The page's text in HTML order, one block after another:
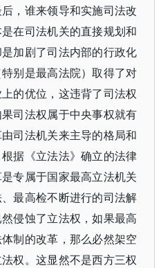
，谁来领导和实施司法改
在司法机关的直接规划和
加剧了司法内部的行政化
别是最高法院）取得了对
的优位，这违背了司法权
司法权属于中央事权就有
司法机关来主导的格局和
据《立法法》确立的法律
专属于国家最高立法机关
最高检不断进行的司法解
侵蚀了立法权，如果最高
制的改革，那么必然架空
权。这显然不是西方三权